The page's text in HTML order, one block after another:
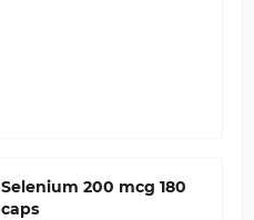
Selenium 200 mcg 180
caps